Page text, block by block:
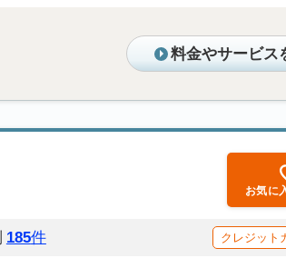
料金やサービス
お気に
185件 クレジット